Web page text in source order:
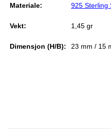
Materiale: 925 Sterling
Vekt: 1,45 gr
Dimensjon (H/B): 23 mm / 15